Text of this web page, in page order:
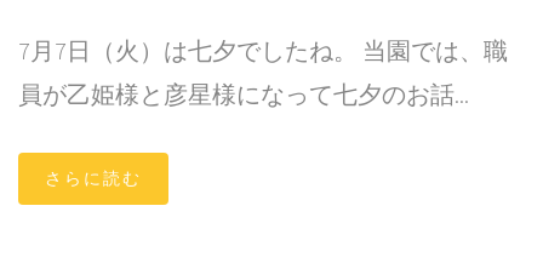
7月7日（火）は七夕でしたね。 当園では、職
員が乙姫様と彦星様になって七夕のお話...
さらに読む